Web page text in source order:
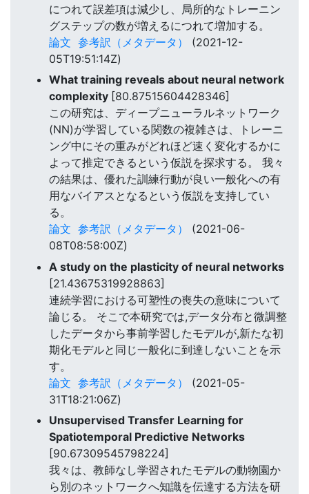
につれて誤差項は減少し、局所的なトレーニン
グステップの数が増えるにつれて増加する。
論文 参考訳（メタデータ）
(2021-12-
05T19:51:14Z)
What training reveals about neural network
complexity [80.87515604428346]
この研究は、ディープニューラルネットワーク
(NN)が学習している関数の複雑さは、トレーニ
ング中にその重みがどれほど速く変化するかに
よって推定できるという仮説を探求する。 我々
の結果は、優れた訓練行動が良い一般化への有
用なバイアスとなるという仮説を支持してい
る。
論文 参考訳（メタデータ）
(2021-06-
08T08:58:00Z)
A study on the plasticity of neural networks
[21.43675319928863]
連続学習における可塑性の喪失の意味について
論じる。 そこで本研究では,データ分布と微調整
したデータから事前学習したモデルが,新たな初
期化モデルと同じ一般化に到達しないことを示
す。
論文 参考訳（メタデータ）
(2021-05-
31T18:21:06Z)
Unsupervised Transfer Learning for
Spatiotemporal Predictive Networks
[90.67309545798224]
我々は、教師なし学習されたモデルの動物園か
ら別のネットワークへ知識を伝達する方法を研